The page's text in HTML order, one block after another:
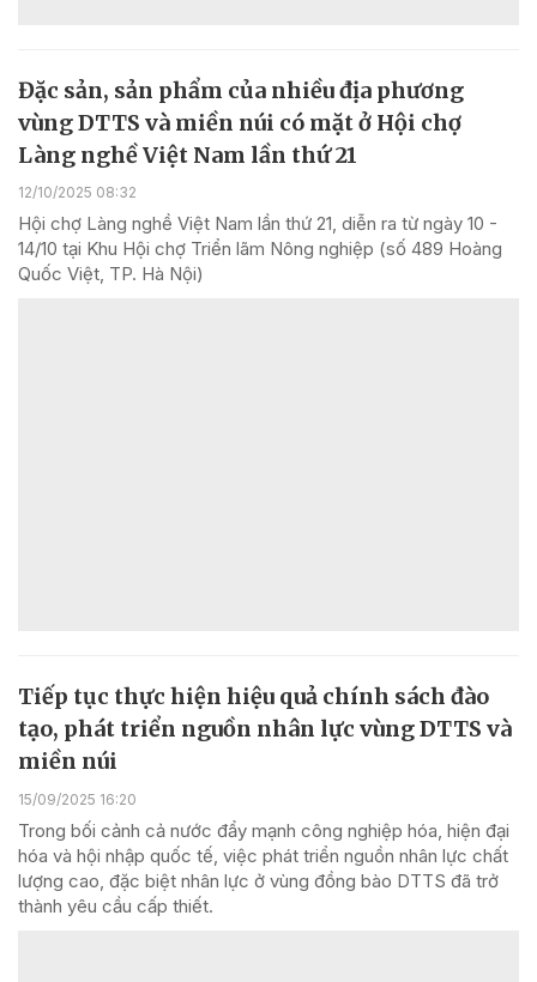
Đặc sản, sản phẩm của nhiều địa phương
vùng DTTS và miền núi có mặt ở Hội chợ
Làng nghề Việt Nam lần thứ 21
12/10/2025 08:32
Hội chợ Làng nghề Việt Nam lần thứ 21, diễn ra từ ngày 10 -
14/10 tại Khu Hội chợ Triển lãm Nông nghiệp (số 489 Hoàng
Quốc Việt, TP. Hà Nội)
Tiếp tục thực hiện hiệu quả chính sách đào
tạo, phát triển nguồn nhân lực vùng DTTS và
miền núi
15/09/2025 16:20
Trong bối cảnh cả nước đẩy mạnh công nghiệp hóa, hiện đại
hóa và hội nhập quốc tế, việc phát triển nguồn nhân lực chất
lượng cao, đặc biệt nhân lực ở vùng đồng bào DTTS đã trở
thành yêu cầu cấp thiết.